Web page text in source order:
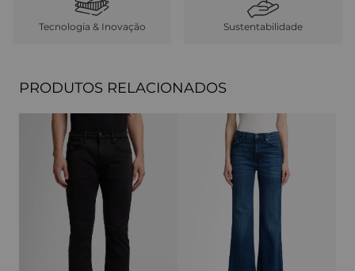
Tecnologia & Inovação Sustentabilidade
PRODUTOS RELACIONADOS